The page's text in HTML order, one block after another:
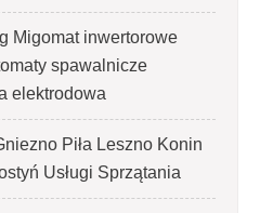
Migomat inwertorowe
spawalnicze
elektrodowa
Piła Leszno Konin
Usługi Sprzątania